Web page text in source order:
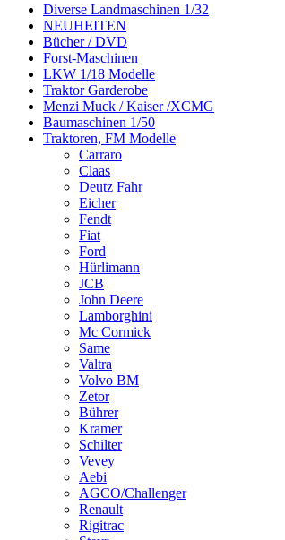
Diverse Landmaschinen 1/32
NEUHEITEN
Bücher / DVD
Forst-Maschinen
LKW 1/18 Modelle
Traktor Garderobe
Menzi Muck / Kaiser /XCMG
Baumaschinen 1/50
Traktoren, FM Modelle
Carraro
Claas
Deutz Fahr
Eicher
Fendt
Fiat
Ford
Hürlimann
JCB
John Deere
Lamborghini
Mc Cormick
Same
Valtra
Volvo BM
Zetor
Bührer
Kramer
Schilter
Vevey
Aebi
AGCO/Challenger
Renault
Rigitrac